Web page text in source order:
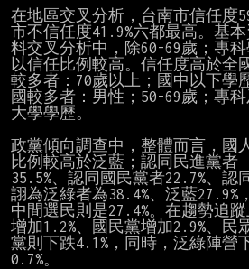
在地區交叉分析，台南市信任度
市不信任度41.9%六都最高。基本
料交叉分析中，除60-69歲；專
以信任比例較高。信任度高於全
較多者：70歲以上；國中以下學
國較多者：男性；50-69歲；專科
大學學歷。
政黨傾向調查中，整體而言，國
比例較高於泛藍；認同民進黨者
35.5%、認同國民黨者22.7%、認
詡為泛綠者為38.4%、泛藍27.9%，
中間選民則是27.4%。在趨勢追
增加1.2%、國民黨增加2.9%、民
黨則下跌4.1%，同時，泛綠陣營
0.7%。